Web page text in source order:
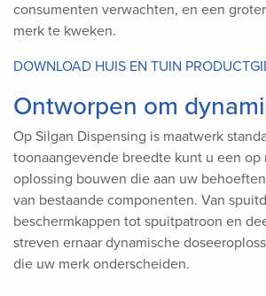
consumenten verwachten, en een
merk te kweken.
DOWNLOAD HUIS EN TUIN
Ontworpen om
Op Silgan Dispensing is maatwerk
toonaangevende breedte kunt u een op
oplossing bouwen die aan uw
van bestaande componenten. Van
beschermkappen tot spuitpatroon en
streven ernaar dynamische
die uw merk onderscheiden.